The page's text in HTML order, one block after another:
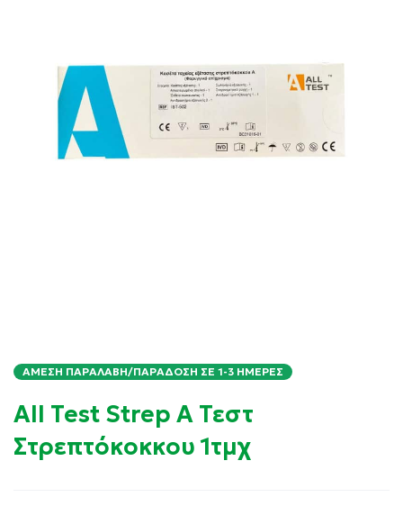
ΆΜΕΣΗ ΠΑΡΑΛΑΒΉ/ΠΑΡΆΔΟΣΗ ΣΕ 1-3 ΗΜΈΡΕΣ
All Test Strep A Τεστ
Στρεπτόκοκκου 1τμχ